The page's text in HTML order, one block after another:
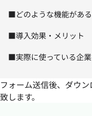
■どのような機能があ
■導入効果・メリット
■実際に使っている企
フォーム送信後、ダウ
致します。